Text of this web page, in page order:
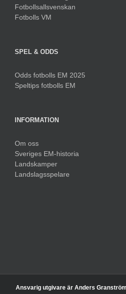
Fotbollsallsvenskan
Fotbolls VM
SPEL & ODDS
Odds fotbolls EM 2025
Speltips fotbolls EM
INFORMATION
Om oss
Sveriges EM-historia
Landskamper
Landslagsspelare
Ansvarig utgivare är Anders